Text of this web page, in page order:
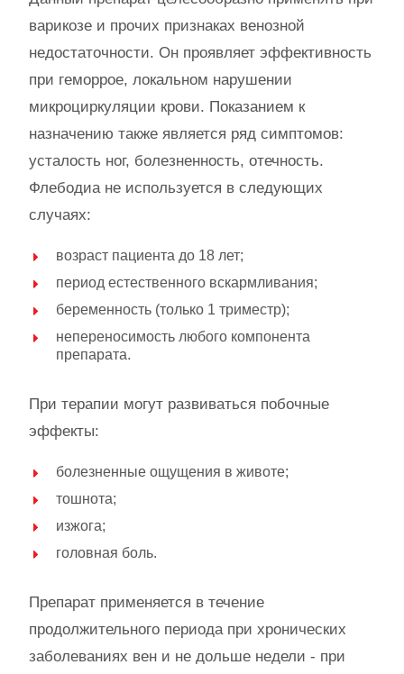
варикозе и прочих признаках венозной
недостаточности. Он проявляет эффективность
при геморрое, локальном нарушении
микроциркуляции крови. Показанием к
назначению также является ряд симптомов:
усталость ног, болезненность, отечность.
Флебодиа не используется в следующих
случаях:
возраст пациента до 18 лет;
период естественного вскармливания;
беременность (только 1 триместр);
непереносимость любого компонента
препарата.
При терапии могут развиваться побочные
эффекты:
болезненные ощущения в животе;
тошнота;
изжога;
головная боль.
Препарат применяется в течение
продолжительного периода при хронических
заболеваниях вен и не дольше недели - при